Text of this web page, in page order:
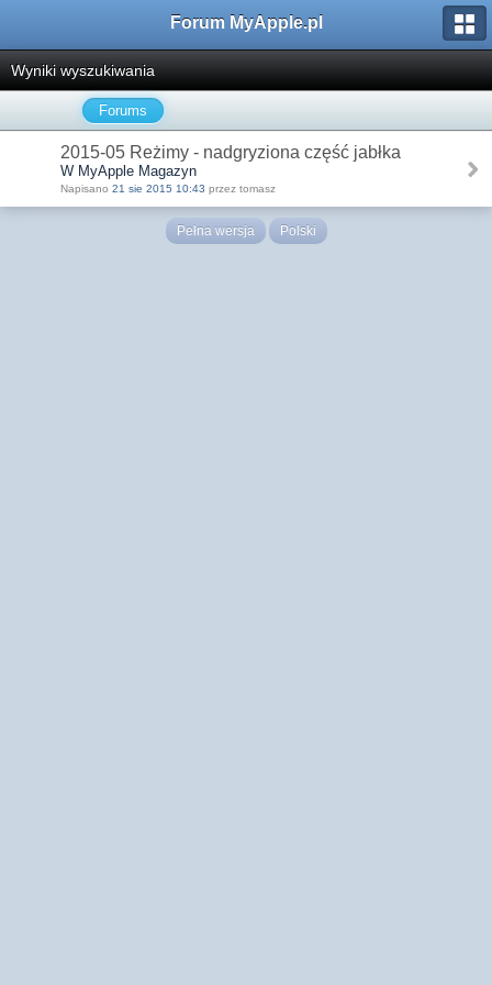
Forum MyApple.pl
Wyniki wyszukiwania
Forums
2015-05 Reżimy - nadgryziona część jabłka
W MyApple Magazyn
Napisano 21 sie 2015 10:43 przez tomasz
Pełna wersja Polski